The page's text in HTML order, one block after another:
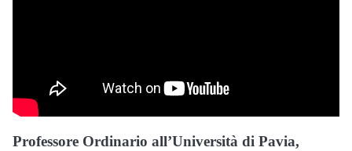
Professore Ordinario all’Università di Pavia,